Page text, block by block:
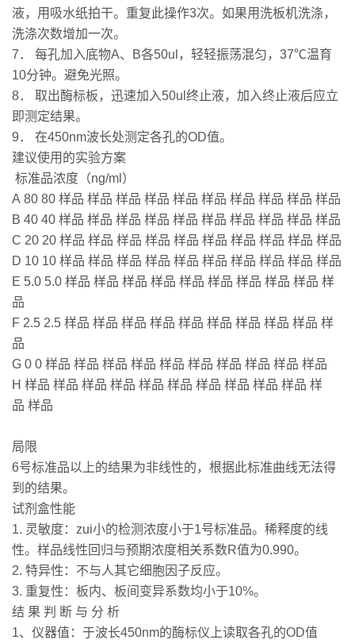
液，用吸水纸拍干。重复此操作3次。如果用洗板机洗涤，
洗涤次数增加一次。
7． 每孔加入底物A、B各50ul，轻轻振荡混匀，37℃温育
10分钟。避免光照。
8． 取出酶标板，迅速加入50ul终止液，加入终止液后应立
即测定结果。
9． 在450nm波长处测定各孔的OD值。
建议使用的实验方案
标准品浓度（ng/ml）
A 80 80 样品 样品 样品 样品 样品 样品 样品 样品 样品 样品
B 40 40 样品 样品 样品 样品 样品 样品 样品 样品 样品 样品
C 20 20 样品 样品 样品 样品 样品 样品 样品 样品 样品 样品
D 10 10 样品 样品 样品 样品 样品 样品 样品 样品 样品 样品
E 5.0 5.0 样品 样品 样品 样品 样品 样品 样品 样品 样品 样
品
F 2.5 2.5 样品 样品 样品 样品 样品 样品 样品 样品 样品 样
品
G 0 0 样品 样品 样品 样品 样品 样品 样品 样品 样品 样品
H 样品 样品 样品 样品 样品 样品 样品 样品 样品 样品 样
品 样品
局限
6号标准品以上的结果为非线性的，根据此标准曲线无法得
到的结果。
试剂盒性能
1. 灵敏度：zui小的检测浓度小于1号标准品。稀释度的线
性。样品线性回归与预期浓度相关系数R值为0.990。
2. 特异性：不与人其它细胞因子反应。
3. 重复性：板内、板间变异系数均小于10%。
结 果 判 断 与 分 析
1、仪器值：于波长450nm的酶标仪上读取各孔的OD值